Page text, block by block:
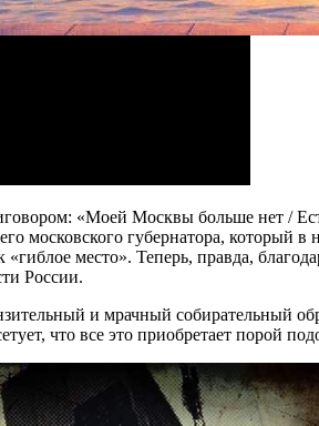
«Моей Москвы больше нет /
московского губернатора, который
«гиблое место». Теперь, правда,
России.
и мрачный собирательный
что все это приобретает порой